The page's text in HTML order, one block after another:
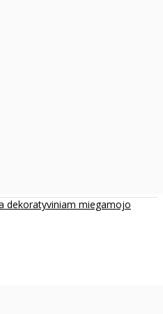
dekoratyviniam miegamojo